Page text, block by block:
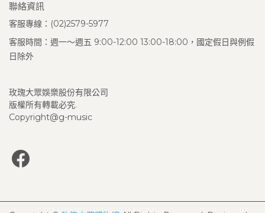
聯絡資訊
客服專線：(02)2579-5977
客服時間：週一～週五 9:00-12:00 13:00-18:00，國定假日與例假
日除外
玫瑰大眾娛樂股份有限公司
版權所有轉載必究.
Copyright@g-music